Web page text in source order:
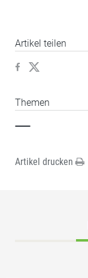
Artikel teilen
Themen
Artikel drucken